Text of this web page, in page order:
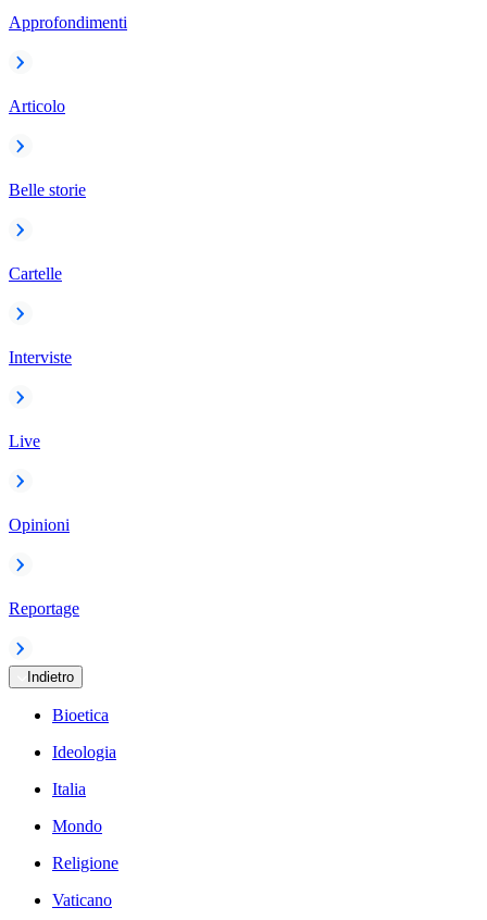
Approfondimenti
Articolo
Belle storie
Cartelle
Interviste
Live
Opinioni
Reportage
Indietro
Bioetica
Ideologia
Italia
Mondo
Religione
Vaticano